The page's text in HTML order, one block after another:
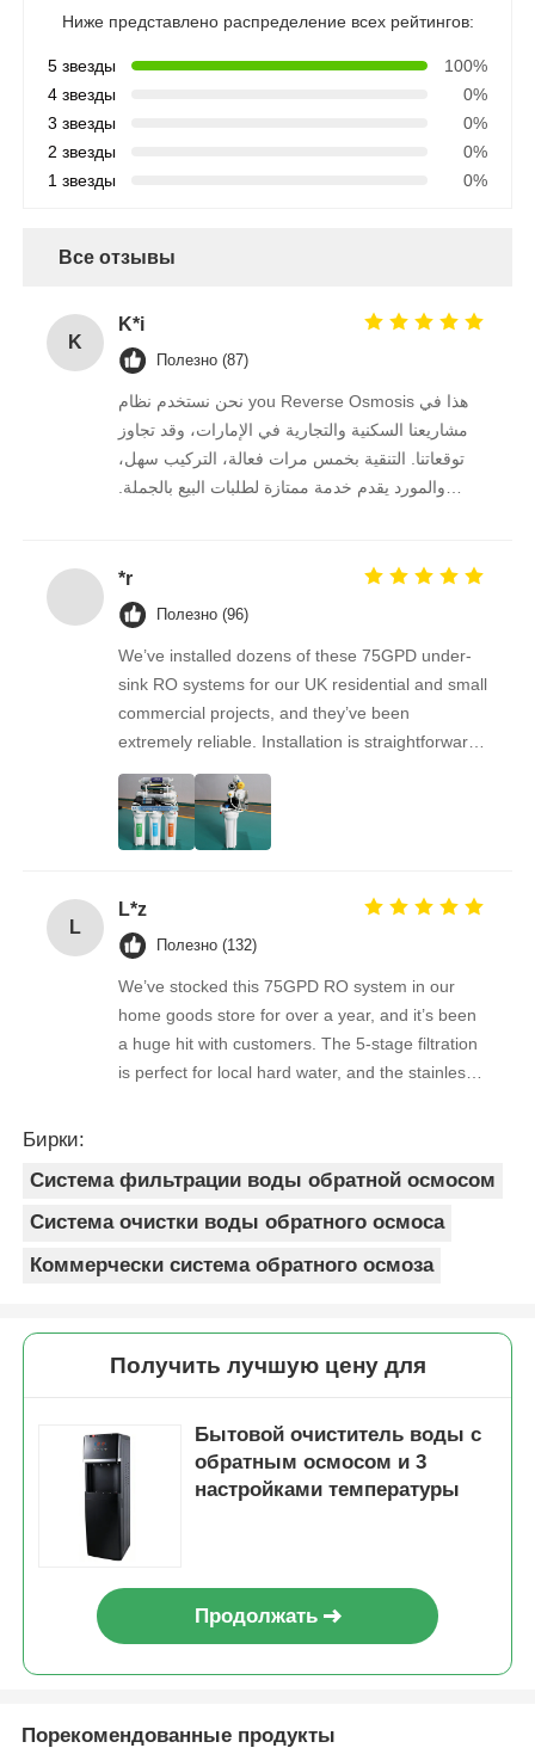
Ниже представлено распределение всех рейтингов:
5 звезды
100%
4 звезды
0%
3 звезды
0%
2 звезды
0%
1 звезды
0%
Все отзывы
K
K*i
Полезно (87)
نحن نستخدم نظام you Reverse Osmosis هذا في
مشاريعنا السكنية والتجارية في الإمارات، وقد تجاوز
توقعاتنا. التنقية بخمس مرات فعالة، التركيب سهل،
والمورد يقدم خدمة ممتازة لطلبات البيع بالجملة.
*r
Полезно (96)
We’ve installed dozens of these 75GPD under-
sink RO systems for our UK residential and small
commercial projects, and they’ve been
extremely reliable. Installation is straightforward,
the filters are easy to replace, and the water
quality feedback from clients has been
overwhelmingly positive. The supplier is great to
work with — orders arrive on time, packaging is
consistent. As a repeat buyer, we couldn’t be
happier with both the product and the service.
L
L*z
Полезно (132)
We’ve stocked this 75GPD RO system in our
home goods store for over a year, and it’s been
a huge hit with customers. The 5-stage filtration
is perfect for local hard water, and the stainless
complaints from customers, and very few
returns. Great product to carry!
Бирки:
Система фильтрации воды обратной осмосом
Система очистки воды обратного осмоса
Коммерчески система обратного осмоза
Получить лучшую цену для
Бытовой очиститель воды с
обратным осмосом и 3
настройками температуры
Продолжать
Порекомендованные продукты